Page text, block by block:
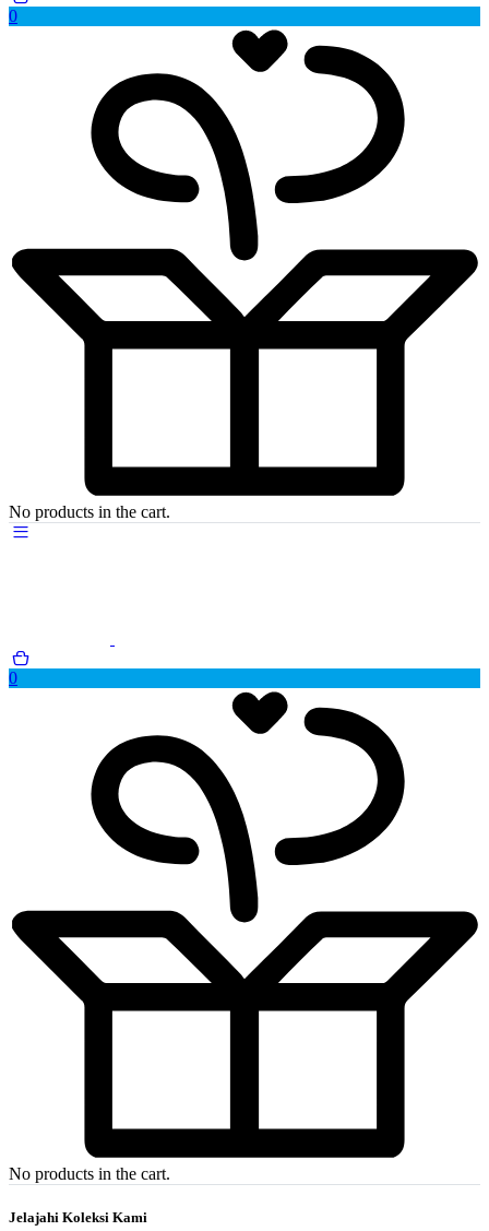
0
No products in the cart.
0
No products in the cart.
Jelajahi Koleksi Kami